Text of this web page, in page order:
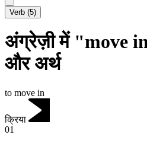
Verb (5)
अंग्रेज़ी में "move
और अर्थ
to move in
क्रिया
01